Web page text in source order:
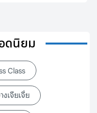
ดนิยม
Class
งเจียเจี้ย